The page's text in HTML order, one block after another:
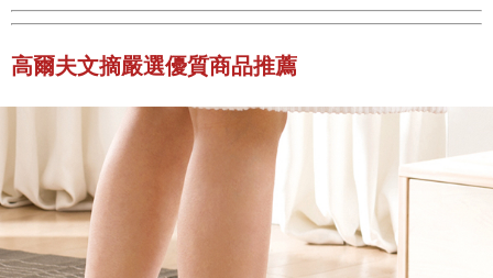
高爾夫文摘嚴選優質商品推薦